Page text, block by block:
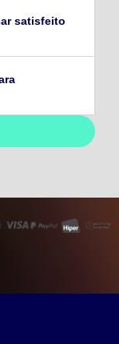
satisfeito